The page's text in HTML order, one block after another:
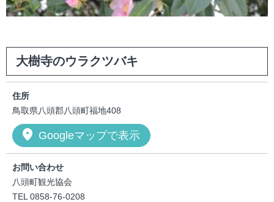
大樹寺のウラクツバキ
住所
鳥取県八頭郡八頭町福地408
location_on Googleマップで表示
お問い合わせ
八頭町観光協会
TEL 0858-76-0208